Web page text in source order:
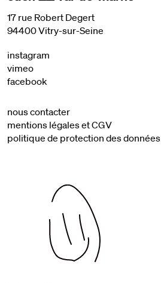
17 rue Robert Degert
94400 Vitry-sur-Seine
instagram
vimeo
facebook
nous contacter
mentions légales et CGV
politique de protection des données